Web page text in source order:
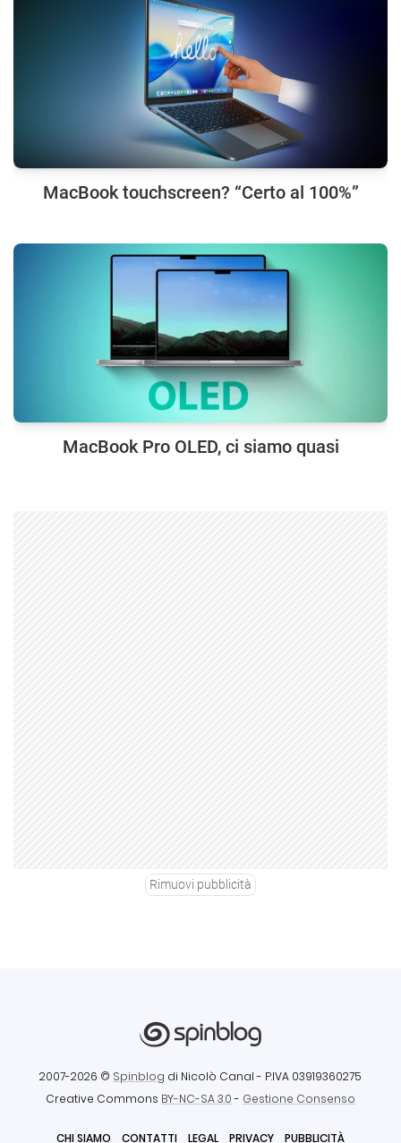
MacBook touchscreen? “Certo al 100%”
MacBook Pro OLED, ci siamo quasi
Rimuovi pubblicità
2007-2026 © Spinblog di Nicolò Canal - P.IVA 03919360275
Creative Commons BY-NC-SA 3.0- Gestione Consenso
CHI SIAMO CONTATTI LEGAL PRIVACY PUBBLICITÀ